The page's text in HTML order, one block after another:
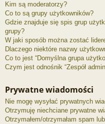
Kim są moderatorzy?
Co to są grupy użytkowników?
Gdzie znajduje się spis grup
grupy?
W jaki sposób można zostać
Dlaczego niektóre nazwy
Co to jest “Domyślna grupa
Czym jest odnośnik “Zespół
Prywatne wiadomości
Nie mogę wysyłać prywatnych
Otrzymuję niechciane prywatne
Otrzymałem/otrzymałam spam